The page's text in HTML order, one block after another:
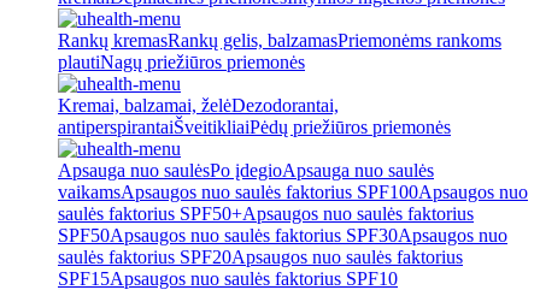
Rankų kremasRankų gelis, balzamasPriemonėms rankoms
plautiNagų priežiūros priemonės
Kremai, balzamai, želėDezodorantai,
antiperspirantaiŠveitikliaiPėdų priežiūros priemonės
Apsauga nuo saulėsPo įdegioApsauga nuo saulės
vaikamsApsaugos nuo saulės faktorius SPF100Apsaugos nuo
saulės faktorius SPF50+Apsaugos nuo saulės faktorius
SPF50Apsaugos nuo saulės faktorius SPF30Apsaugos nuo
saulės faktorius SPF20Apsaugos nuo saulės faktorius
SPF15Apsaugos nuo saulės faktorius SPF10